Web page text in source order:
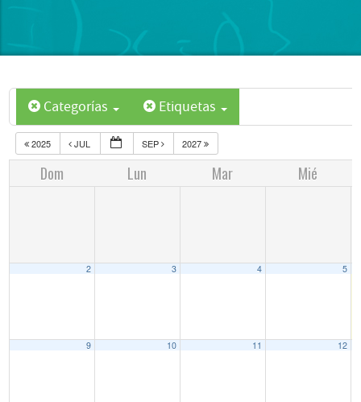
Categorías Etiquetas
2025 JUL SEP 2027
Dom Lun Mar Mié
2 3 4 5
9 10 11 12